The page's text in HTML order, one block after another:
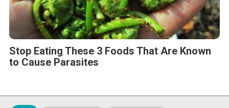
Stop Eating These 3 Foods That Are Known
to Cause Parasites